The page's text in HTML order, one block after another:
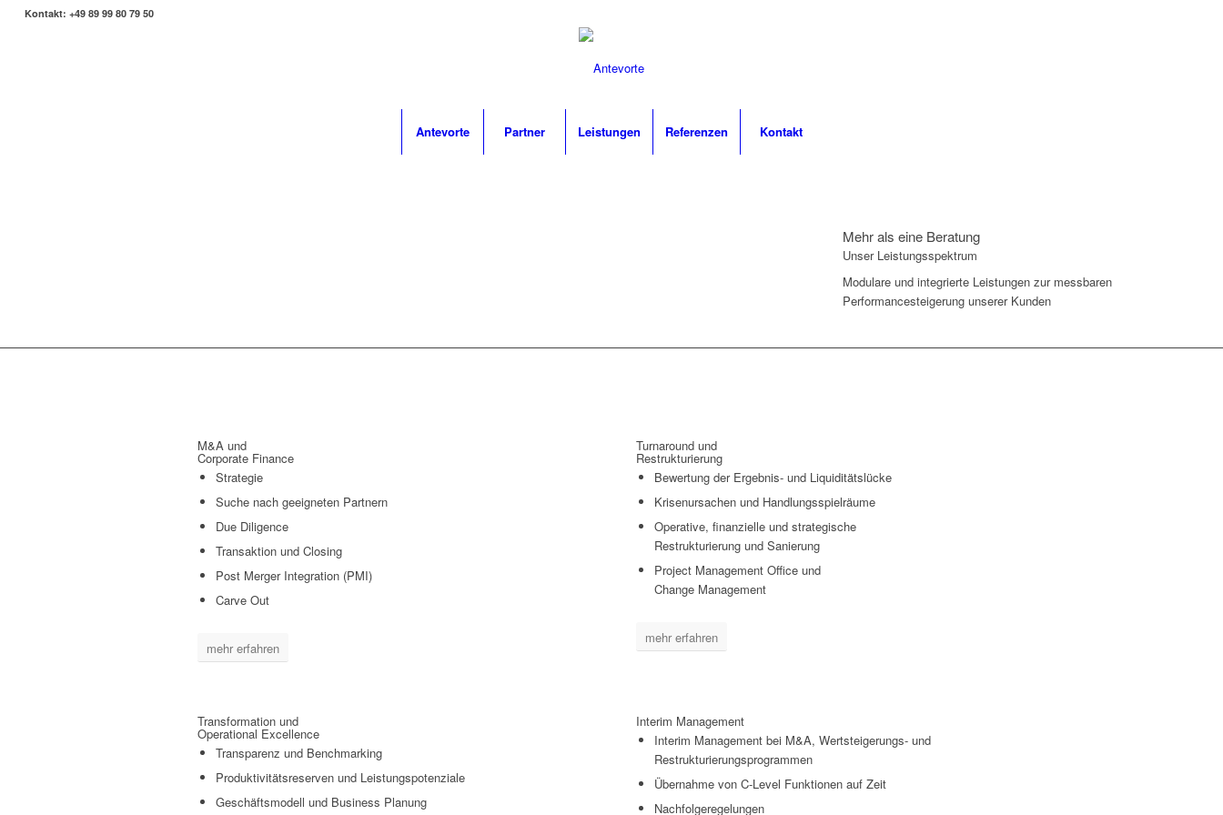
Kontakt: +49 89 99 80 79 50
Antevorte Partner Leistungen Referenzen Kontakt
Mehr als eine Beratung
Unser Leistungsspektrum
Modulare und integrierte Leistungen zur messbaren
Performancesteigerung unserer Kunden
M&A und
Corporate Finance
Strategie
Suche nach geeigneten Partnern
Due Diligence
Transaktion und Closing
Post Merger Integration (PMI)
Carve Out
mehr erfahren
Turnaround und
Restrukturierung
Bewertung der Ergebnis- und Liquiditätslücke
Krisenursachen und Handlungsspielräume
Operative, finanzielle und strategische
Restrukturierung und Sanierung
Project Management Office und
Change Management
mehr erfahren
Transformation und
Operational Excellence
Transparenz und Benchmarking
Produktivitätsreserven und Leistungspotenziale
Geschäftsmodell und Business Planung
Interim Management
Interim Management bei M&A, Wertsteigerungs- und
Restrukturierungsprogrammen
Übernahme von C-Level Funktionen auf Zeit
Nachfolgeregelungen